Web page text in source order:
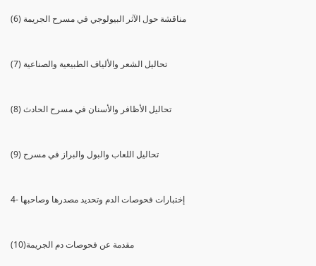
(6) مناقشة حول الآثر البيولوجي في مسرح الجريمة
(7) تحاليل الشعر والألياف الطبيعية والصناعية
(8) تحاليل الأظافر والأسنان في مسرح الحادث
(9) تحاليل اللعاب والبول والبراز في مسرح
4- إختبارات فحوصات الدم وتحديد مصدرها وصاحبها
(10)مقدمة عن فحوصات دم الجريمة